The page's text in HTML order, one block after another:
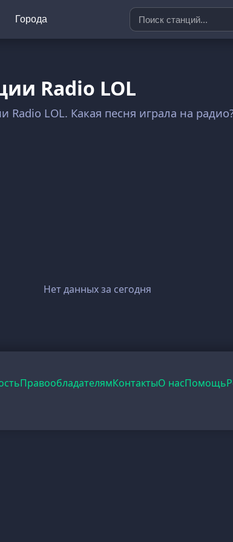
Города
Radio LOL
Radio LOL. Какая песня играла на
Нет данных за сегодня
ПравообладателямКонтактыО насПомощь